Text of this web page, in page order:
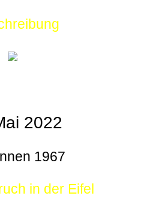
2022
1967
in der Eifel